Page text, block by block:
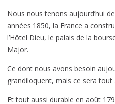
Nous nous tenons aujourd’hui
années 1850, la France a
l’Hôtel Dieu, le palais de la
Major.
Ce dont nous avons besoin
grandiloquent, mais ce sera tout
Et tout aussi durable en août